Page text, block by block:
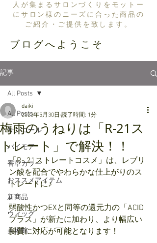
人が集まるサロンづくりをモットー
にサロン様のニーズに合った商品の
ご紹介・ご提供を致します。
ブログへようこそ
記事
All Posts
サンコール
パイモア
香草カラー
おススメアイテム
新商品
ウィッグ
美術館
All Posts
梅雨のうねりは「R‐21ス
トレート」で解決！！
daiki
2023年5月30日 読了時間: 1分
「R- 21ストレートコスメ」は、レブリ
ン酸を配合でやわらかな仕上がりのス
トレートに♪
弱酸性かつEXと同等の還元力の「ACID
プラス」が新たに加わり、より幅広い
髪質に対応が可能となります！